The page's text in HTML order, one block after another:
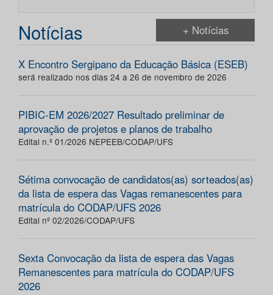
Notícias + Notícias
X Encontro Sergipano da Educação Básica (ESEB)
será realizado nos dias 24 a 26 de novembro de 2026
PIBIC-EM 2026/2027 Resultado preliminar de
aprovação de projetos e planos de trabalho
Edital n.º 01/2026 NEPEEB/CODAP/UFS
Sétima convocação de candidatos(as) sorteados(as)
da lista de espera das Vagas remanescentes para
matrícula do CODAP/UFS 2026
Edital nº 02/2026/CODAP/UFS
Sexta Convocação da lista de espera das Vagas
Remanescentes para matrícula do CODAP/UFS
2026